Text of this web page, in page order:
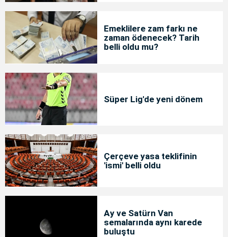
Emeklilere zam farkı ne
zaman ödenecek? Tarih
belli oldu mu?
Süper Lig'de yeni dönem
Çerçeve yasa teklifinin
'ismi' belli oldu
Ay ve Satürn Van
semalarında aynı karede
buluştu